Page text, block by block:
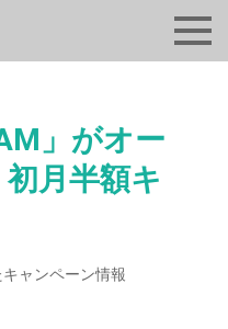
」がオー
月半額キ
ャンペーン情報